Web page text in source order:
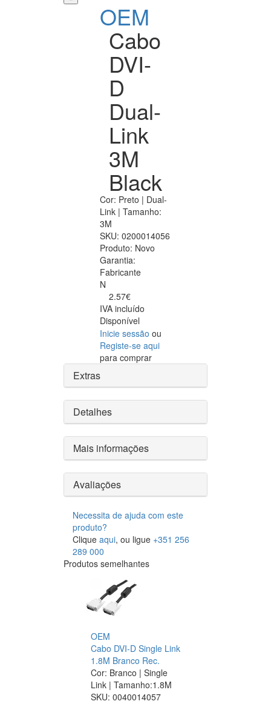
OEM
Cabo
DVI-
D
Dual-
Link
3M
Black
Cor: Preto | Dual-
Link | Tamanho:
3M
SKU: 0200014056
Produto: Novo
Garantia:
Fabricante
N
2.57€
IVA incluído
Disponível
Inicie sessão ou
Registe-se aqui
para comprar
Extras
Detalhes
Mais informações
Avaliações
Necessita de ajuda com este
produto?
Clique aqui, ou ligue +351 256
289 000
Produtos semelhantes
OEM
Cabo DVI-D Single Link
1.8M Branco Rec.
Cor: Branco | Single
Link | Tamanho:1.8M
SKU: 0040014057